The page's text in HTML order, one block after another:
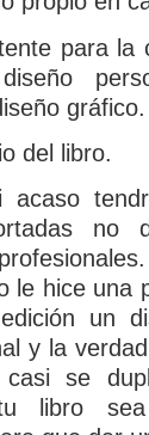
para la
gráfico.
del libro.
acaso
no
le hice una
un
y la
se
libro